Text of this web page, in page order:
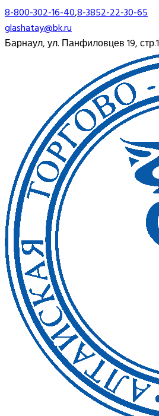
8-800-302-16-40,8-3852-22-30-65
glashatay@bk.ru
Барнаул, ул. Панфиловцев 19, стр.1